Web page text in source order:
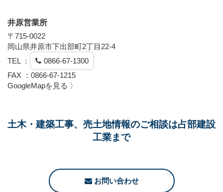
井原営業所
〒715-0022
岡山県井原市下出部町2丁目22-4
TEL ：
0866-67-1300
FAX ：0866-67-1215
GoogleMapを見る 〉
土木・建築工事、売土地情報のご相談は占部建設
工業まで
お問い合わせ